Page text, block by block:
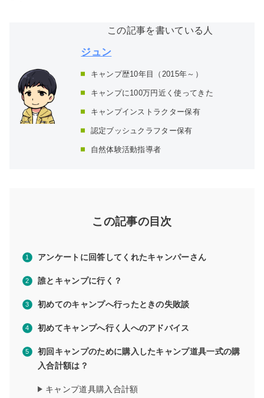
この記事を書いている人
ジュン
キャンプ歴10年目（2015年～）
キャンプに100万円近く使ってきた
キャンプインストラクター保有
認定ブッシュクラフター保有
自然体験活動指導者
この記事の目次
アンケートに回答してくれたキャンパーさん
誰とキャンプに行く？
初めてのキャンプへ行ったときの失敗談
初めてキャンプへ行く人へのアドバイス
初回キャンプのために購入したキャンプ道具一式の購
入合計額は？
キャンプ道具購入合計額